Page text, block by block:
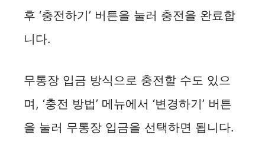
후 ‘충전하기’ 버튼을 눌러 충전을 완료합
니다.
무통장 입금 방식으로 충전할 수도 있으
며, ‘충전 방법’ 메뉴에서 ‘변경하기’ 버튼
을 눌러 무통장 입금을 선택하면 됩니다.